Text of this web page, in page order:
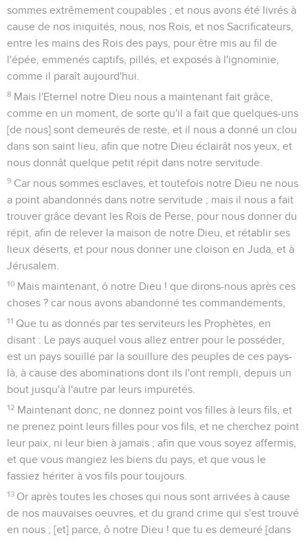
sommes extrêmement coupables ; et nous avons été livrés à
cause de nos iniquités, nous, nos Rois, et nos Sacrificateurs,
entre les mains des Rois des pays, pour être mis au fil de
l'épée, emmenés captifs, pillés, et exposés à l'ignominie,
comme il paraît aujourd'hui.
8 Mais l'Eternel notre Dieu nous a maintenant fait grâce,
comme en un moment, de sorte qu'il a fait que quelques-uns
[de nous] sont demeurés de reste, et il nous a donné un clou
dans son saint lieu, afin que notre Dieu éclairât nos yeux, et
nous donnât quelque petit répit dans notre servitude.
9 Car nous sommes esclaves, et toutefois notre Dieu ne nous
a point abandonnés dans notre servitude ; mais il nous a fait
trouver grâce devant les Rois de Perse, pour nous donner du
répit, afin de relever la maison de notre Dieu, et rétablir ses
lieux déserts, et pour nous donner une cloison en Juda, et à
Jérusalem.
10 Mais maintenant, ô notre Dieu ! que dirons-nous après ces
choses ? car nous avons abandonné tes commandements,
11 Que tu as donnés par tes serviteurs les Prophètes, en
disant : Le pays auquel vous allez entrer pour le posséder,
est un pays souillé par la souillure des peuples de ces pays-
là, à cause des abominations dont ils l'ont rempli, depuis un
bout jusqu'à l'autre par leurs impuretés.
12 Maintenant donc, ne donnez point vos filles à leurs fils, et
ne prenez point leurs filles pour vos fils, et ne cherchez point
leur paix, ni leur bien à jamais ; afin que vous soyez affermis,
et que vous mangiez les biens du pays, et que vous le
fassiez hériter à vos fils pour toujours.
13 Or après toutes les choses qui nous sont arrivées à cause
de nos mauvaises oeuvres, et du grand crime qui s'est trouvé
en nous ; [et] parce, ô notre Dieu ! que tu es demeuré [dans